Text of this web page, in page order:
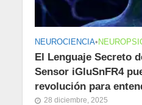
NEUROCIENCIA•
El Lenguaje Secreto
Sensor iGluSnFR4
revolución para
28 diciembre, 2025